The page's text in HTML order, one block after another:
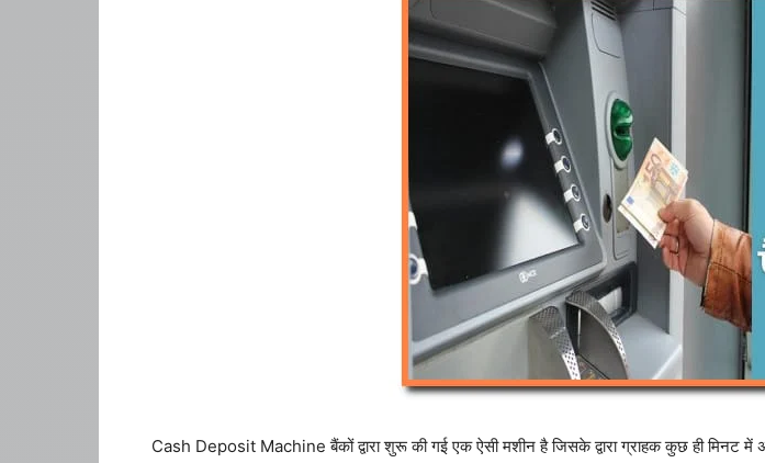
Cash Deposit Machine बैंकों द्वारा शुरू की गई एक ऐसी मशीन है जिसके द्वारा ग्राहक कुछ ही